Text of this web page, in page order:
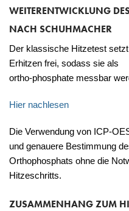
WEITERENTWICKLUNG
NACH SCHUHMACHER
Der klassische Hitzetest
Erhitzen frei, sodass sie als
ortho-phosphate messbar
Hier nachlesen
Die Verwendung von ICP-
und genauere Bestimmung
Orthophosphats ohne die
Hitzeschritts.
ZUSAMMENHANG ZUM